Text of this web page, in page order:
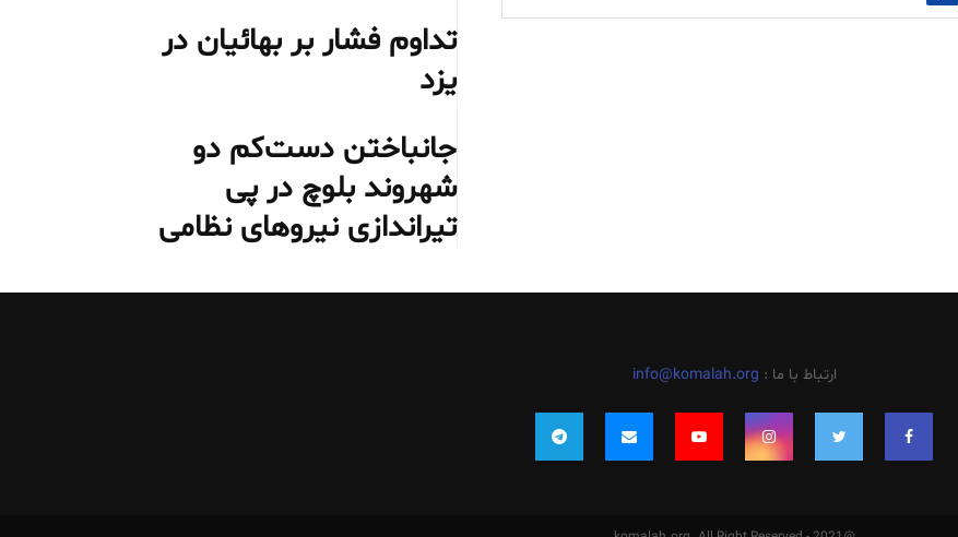
تداوم فشار بر بهائیان در
یزد
جانباختن دست‌کم دو
شهروند بلوچ در پی
تیراندازی نیروهای نظامی
ارتباط با ما : info@komalah.org